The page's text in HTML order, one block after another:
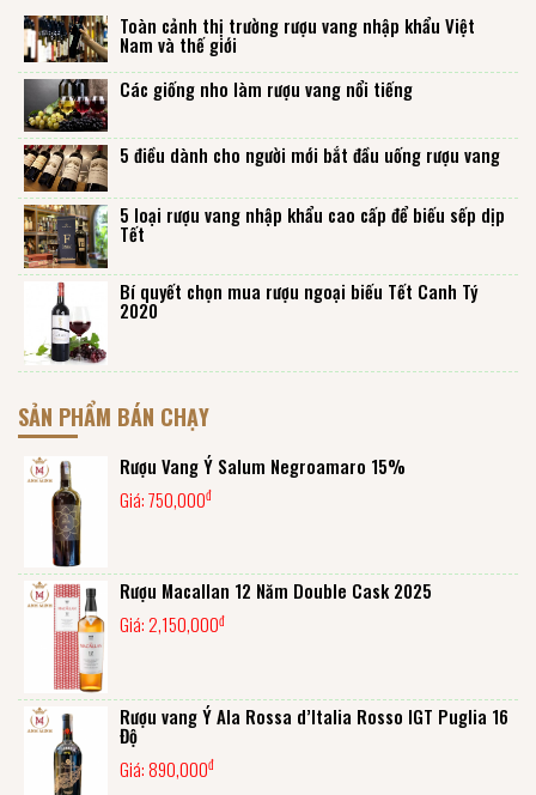
Toàn cảnh thị trường rượu vang nhập khẩu Việt
Nam và thế giới
Các giống nho làm rượu vang nổi tiếng
5 điều dành cho người mới bắt đầu uống rượu vang
5 loại rượu vang nhập khẩu cao cấp để biếu sếp dịp
Tết
Bí quyết chọn mua rượu ngoại biếu Tết Canh Tý
2020
SẢN PHẨM BÁN CHẠY
Rượu Vang Ý Salum Negroamaro 15%
Giá:750,000đ
Rượu Macallan 12 Năm Double Cask 2025
Giá: 2,150,000đ
Rượu vang Ý Ala Rossa d’Italia Rosso IGT Puglia 16
Độ
Giá:890,000đ